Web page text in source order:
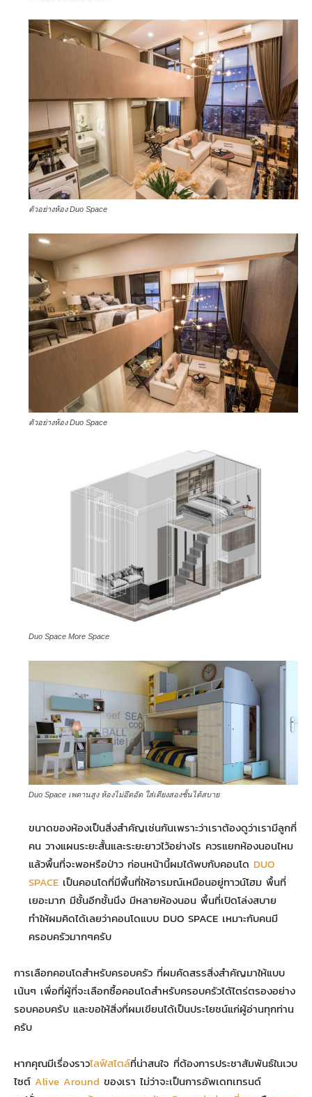
ตัวอย่างห้อง Duo Space
ตัวอย่างห้อง Duo Space
Duo Space More Space
Duo Space เพดานสูง ห้องไม่อึดอัด ใส่เตียงสองชั้นได้สบาย
ขนาดของห้องเป็นสิ่งสำคัญเช่นกันเพราะว่าเราต้องดูว่าเรามีลูกกี่
คน วางแผนระยะสั้นและระยะยาวไว้อย่างไร ควรแยกห้องนอนไหม
แล้วพื้นที่จะพอหรือป่าว ก่อนหน้านี้ผมได้พบกับคอนโด DUO
SPACE เป็นคอนโดที่มีพื้นที่ให้อารมณ์เหมือนอยู่ทาวน์โฮม พื้นที่
เยอะมาก มีชั้นอีกชั้นนึง มีหลายห้องนอน พื้นที่เปิดโล่งสบาย
ทำให้ผมคิดได้เลยว่าคอนโดแบบ DUO SPACE เหมาะกับคนมี
ครอบครัวมากๆครับ
การเลือกคอนโดสำหรับครอบครัว ที่ผมคัดสรรสิ่งสำคัญมาให้แบบ
เน้นๆ เพื่อที่ผู้ที่จะเลือกซื้อคอนโดสำหรับครอบครัวได้ไตร่ตรองอย่าง
รอบคอบครับ และขอให้สิ่งที่ผมเขียนได้เป็นประโยชน์แก่ผู้อ่านทุกท่าน
ครับ
หากคุณมีเรื่องราวไลฟ์สไตล์ที่น่าสนใจ ที่ต้องการประชาสัมพันธ์ในเวบ
ไซต์ Alive Around ของเรา ไม่ว่าจะเป็นการอัพเดทเทรนด์